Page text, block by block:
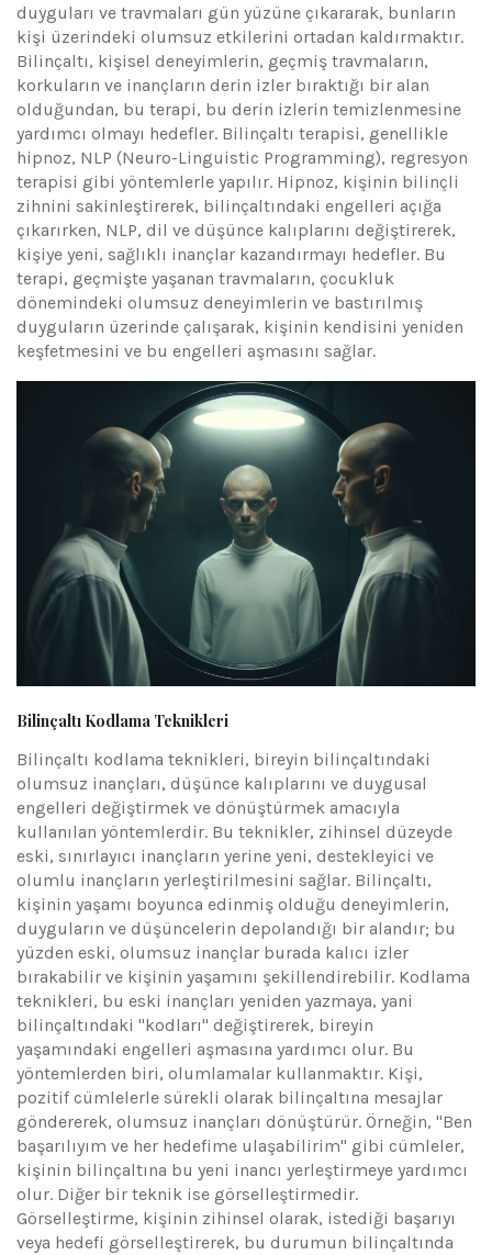
duyguları ve travmaları gün yüzüne çıkararak, bunların
kişi üzerindeki olumsuz etkilerini ortadan kaldırmaktır.
Bilinçaltı, kişisel deneyimlerin, geçmiş travmaların,
korkuların ve inançların derin izler bıraktığı bir alan
olduğundan, bu terapi, bu derin izlerin temizlenmesine
yardımcı olmayı hedefler. Bilinçaltı terapisi, genellikle
hipnoz, NLP (Neuro-Linguistic Programming), regresyon
terapisi gibi yöntemlerle yapılır. Hipnoz, kişinin bilinçli
zihnini sakinleştirerek, bilinçaltındaki engelleri açığa
çıkarırken, NLP, dil ve düşünce kalıplarını değiştirerek,
kişiye yeni, sağlıklı inançlar kazandırmayı hedefler. Bu
terapi, geçmişte yaşanan travmaların, çocukluk
dönemindeki olumsuz deneyimlerin ve bastırılmış
duyguların üzerinde çalışarak, kişinin kendisini yeniden
keşfetmesini ve bu engelleri aşmasını sağlar.
Bilinçaltı Kodlama Teknikleri
Bilinçaltı kodlama teknikleri, bireyin bilinçaltındaki
olumsuz inançları, düşünce kalıplarını ve duygusal
engelleri değiştirmek ve dönüştürmek amacıyla
kullanılan yöntemlerdir. Bu teknikler, zihinsel düzeyde
eski, sınırlayıcı inançların yerine yeni, destekleyici ve
olumlu inançların yerleştirilmesini sağlar. Bilinçaltı,
kişinin yaşamı boyunca edinmiş olduğu deneyimlerin,
duyguların ve düşüncelerin depolandığı bir alandır; bu
yüzden eski, olumsuz inançlar burada kalıcı izler
bırakabilir ve kişinin yaşamını şekillendirebilir. Kodlama
teknikleri, bu eski inançları yeniden yazmaya, yani
bilinçaltındaki "kodları" değiştirerek, bireyin
yaşamındaki engelleri aşmasına yardımcı olur. Bu
yöntemlerden biri, olumlamalar kullanmaktır. Kişi,
pozitif cümlelerle sürekli olarak bilinçaltına mesajlar
göndererek, olumsuz inançları dönüştürür. Örneğin, "Ben
başarılıyım ve her hedefime ulaşabilirim" gibi cümleler,
kişinin bilinçaltına bu yeni inancı yerleştirmeye yardımcı
olur. Diğer bir teknik ise görselleştirmedir.
Görselleştirme, kişinin zihinsel olarak, istediği başarıyı
veya hedefi görselleştirerek, bu durumun bilinçaltında